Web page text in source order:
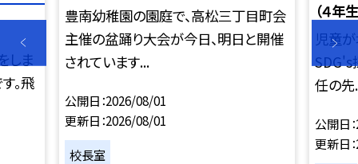
しま
。飛
豊南幼稚園の園庭で、高松三丁目町会
主催の盆踊り大会が今日、明日と開催
されています...
公開日 2026/08/01
更新日 2026/08/01
校長室
（４年
児童
SDG's
任の先
公開日
更新日